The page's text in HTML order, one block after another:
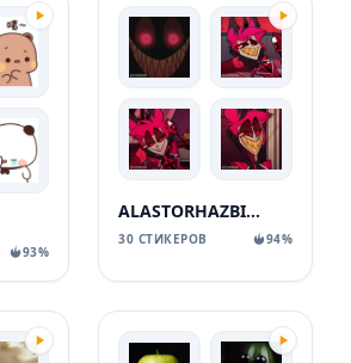
93%
ALASTORHAZBINHOTELHAZBINHOTELSTICKERSTELEGRAM
30 СТИКЕРОВ 94%